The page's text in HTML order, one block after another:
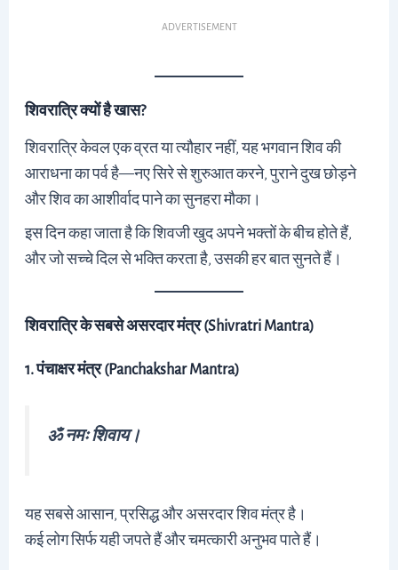
ADVERTISEMENT
शिवरात्रि क्यों है खास?
शिवरात्रि केवल एक व्रत या त्यौहार नहीं, यह भगवान शिव की
आराधना का पर्व है—नए सिरे से शुरुआत करने, पुराने दुख छोड़ने
और शिव का आशीर्वाद पाने का सुनहरा मौका।
इस दिन कहा जाता है कि शिवजी खुद अपने भक्तों के बीच होते हैं,
और जो सच्चे दिल से भक्ति करता है, उसकी हर बात सुनते हैं।
शिवरात्रि के सबसे असरदार मंत्र (Shivratri Mantra)
1. पंचाक्षर मंत्र (Panchakshar Mantra)
ॐ नमः शिवाय।
यह सबसे आसान, प्रसिद्ध और असरदार शिव मंत्र है।
कई लोग सिर्फ यही जपते हैं और चमत्कारी अनुभव पाते हैं।